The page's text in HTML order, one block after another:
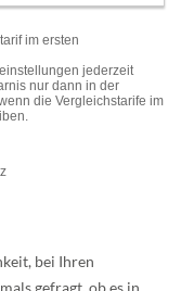
bei Ihren
gefragt, ob es in